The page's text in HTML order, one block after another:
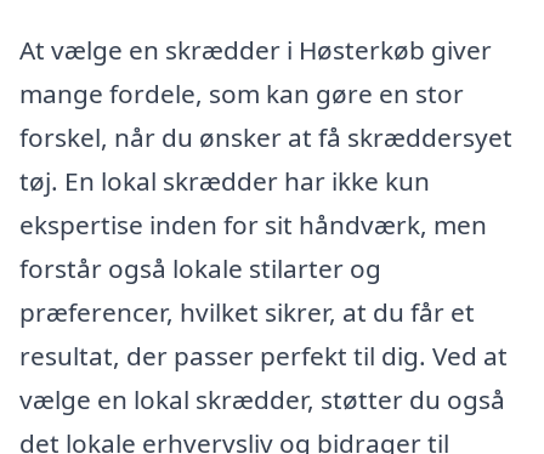
At vælge en skrædder i Høsterkøb giver
mange fordele, som kan gøre en stor
forskel, når du ønsker at få skræddersyet
tøj. En lokal skrædder har ikke kun
ekspertise inden for sit håndværk, men
forstår også lokale stilarter og
præferencer, hvilket sikrer, at du får et
resultat, der passer perfekt til dig. Ved at
vælge en lokal skrædder, støtter du også
det lokale erhvervsliv og bidrager til